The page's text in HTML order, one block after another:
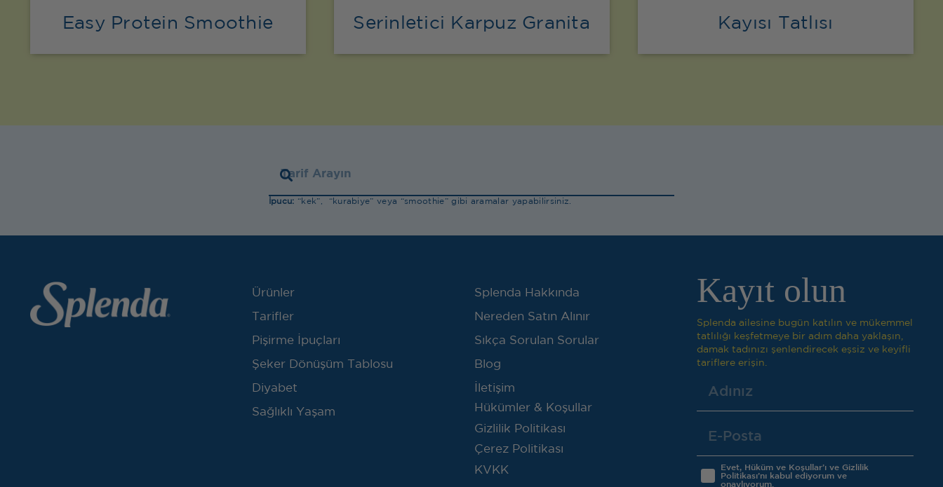
Easy Protein Smoothie Serinletici Karpuz Granita Kayısı Tatlısı
İpucu: “kek”, “kurabiye” veya “smoothie” gibi aramalar yapabilirsiniz.
Ürünler
Tarifler
Pişirme İpuçları
Şeker Dönüşüm Tablosu
Diyabet
Sağlıklı Yaşam
Splenda Hakkında
Nereden Satın Alınır
Sıkça Sorulan Sorular
Blog
İletişim
Hükümler & Koşullar
Gizlilik Politikası
Çerez Politikası
KVKK
Kayıt olun
Splenda ailesine bugün katılın ve mükemmel
tatlılığı keşfetmeye bir adım daha yaklaşın,
damak tadınızı şenlendirecek eşsiz ve keyifli
tariflere erişin.
Evet, Hüküm ve Koşullar’ı ve Gizlilik
Politikası’nı kabul ediyorum ve
onaylıyorum.